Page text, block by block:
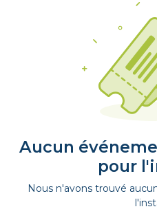
Aucun
pour
Nous n'avons trouvé